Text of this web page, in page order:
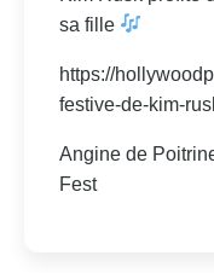
sa fille
https://
festive-de-kim-
Angine de
Fest